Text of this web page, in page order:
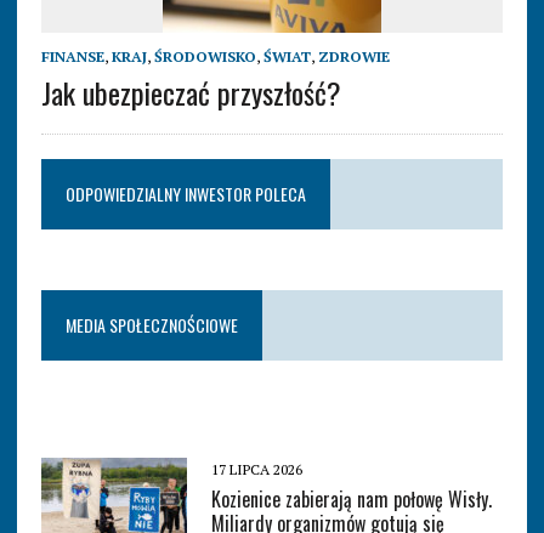
FINANSE, KRAJ, ŚRODOWISKO, ŚWIAT, ZDROWIE
Jak ubezpieczać przyszłość?
ODPOWIEDZIALNY INWESTOR POLECA
MEDIA SPOŁECZNOŚCIOWE
17 LIPCA 2026
Kozienice zabierają nam połowę Wisły.
Miliardy organizmów gotują się